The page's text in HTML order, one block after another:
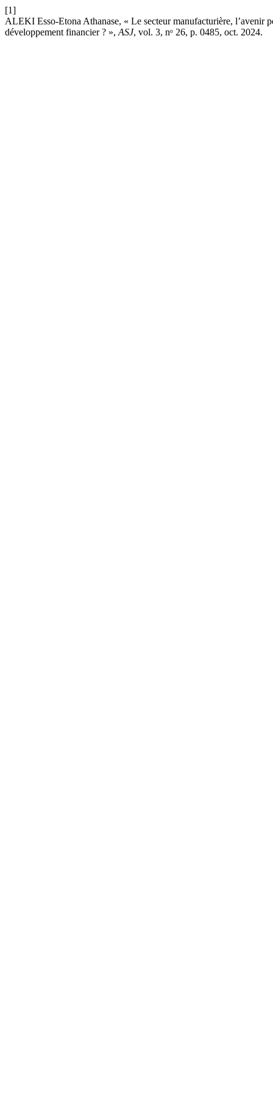
[1]
ALEKI Esso-Etona Athanase, « Le secteur manufacturière, l’avenir
développement financier ? », ASJ, vol. 3, nᵒ 26, p. 0485, oct. 2024.